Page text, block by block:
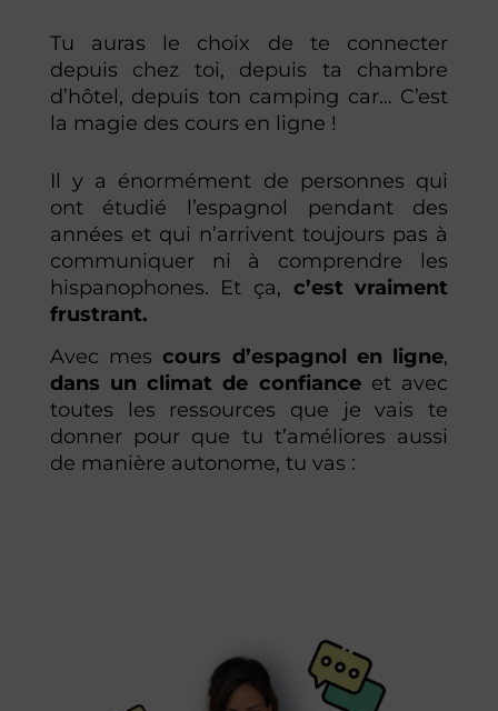
Tu auras le choix de te connecter
depuis chez toi, depuis ta chambre
d’hôtel, depuis ton camping car… C’est
la magie des cours en ligne !
Il y a énormément de personnes qui
ont étudié l’espagnol pendant des
années et qui n’arrivent toujours pas à
communiquer ni à comprendre les
hispanophones. Et ça, c’est vraiment
frustrant.
Avec mescours d’espagnol en ligne,
dans un climat de confianceet avec
toutes les ressources que je vais te
donner pour que tu t’améliores aussi
de manière autonome, tu vas :